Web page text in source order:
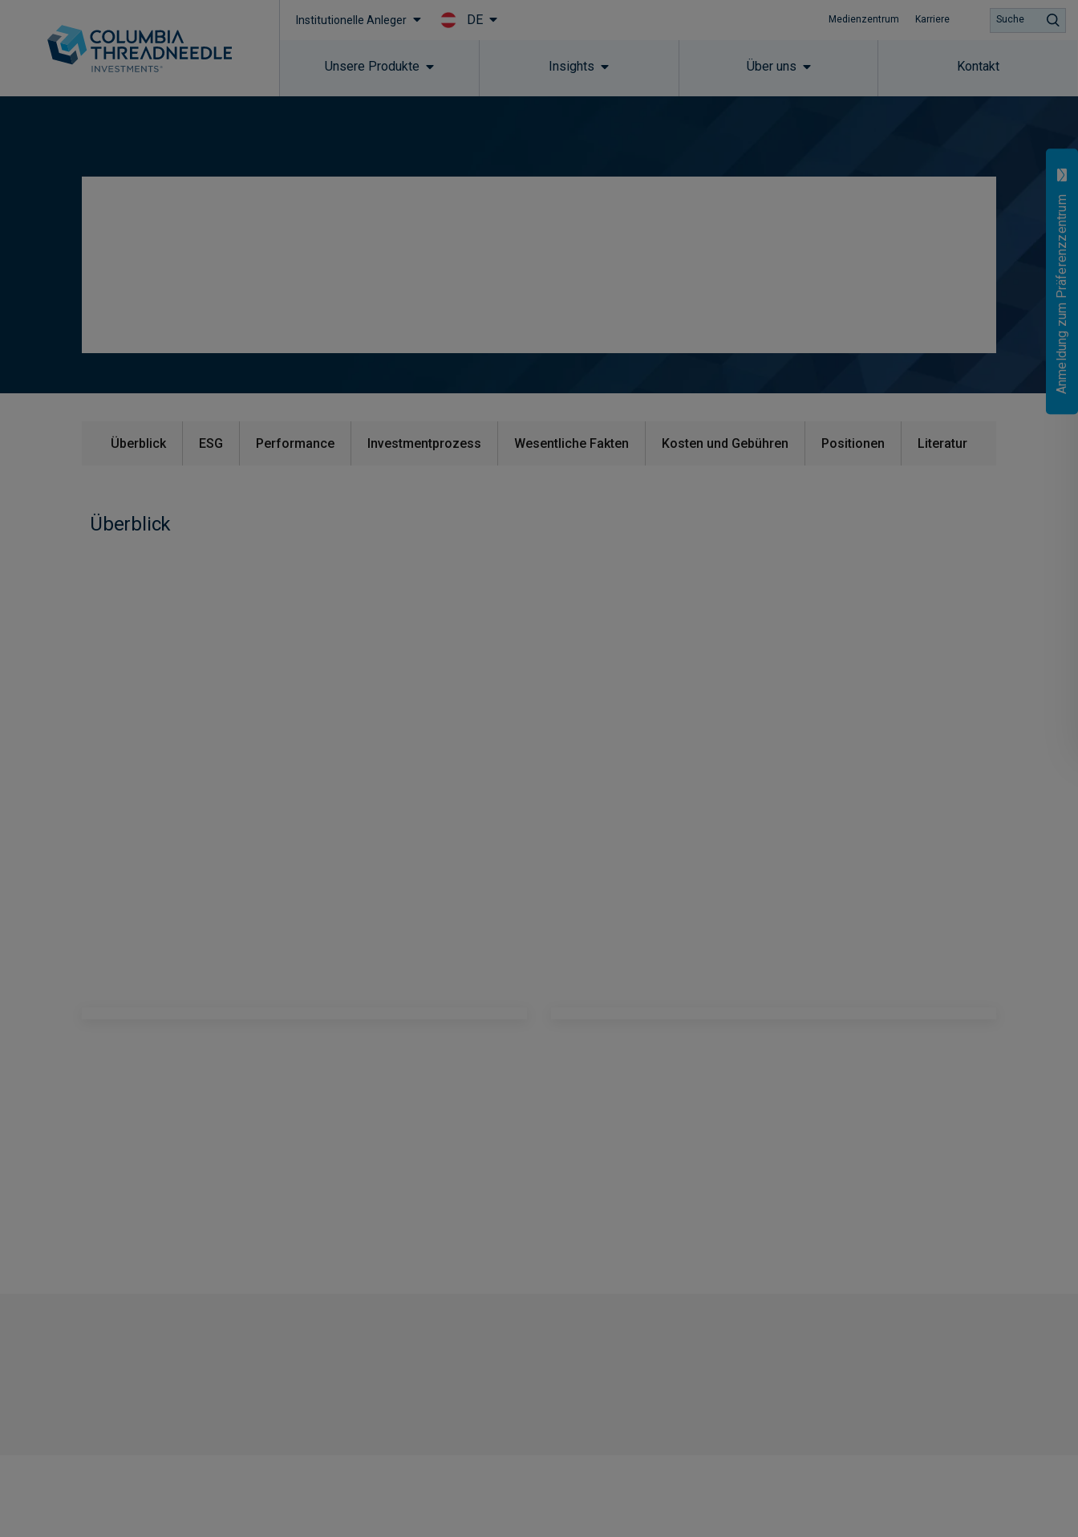
Skip to main content
Institutionelle Anleger DE Medienzentrum Karriere
Unsere Produkte Insights Über uns Kontakt
Suche
Überblick ESG Performance Investmentprozess Wesentliche Fakten Kosten und Gebühren Positionen Literatur
Überblick
Anmeldung zum Präferenzzentrum